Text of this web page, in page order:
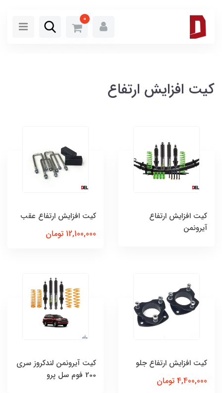
0
کیت افزایش ارتفاع
کیت افزایش ارتفاع
آیرونمن
کیت افزایش ارتفاع عقب
12,100,000 تومان
کیت افزایش ارتفاع جلو
4,400,000 تومان
كیت آیرونمن لندکروز سری
200 فوم سل پرو